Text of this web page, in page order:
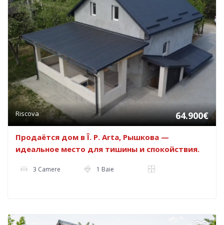
Riscova 64.900€
Продаётся дом в Î. P. Arta, Рышкова —
идеальное место для тишины и спокойствия.
3 Camere 1 Baie